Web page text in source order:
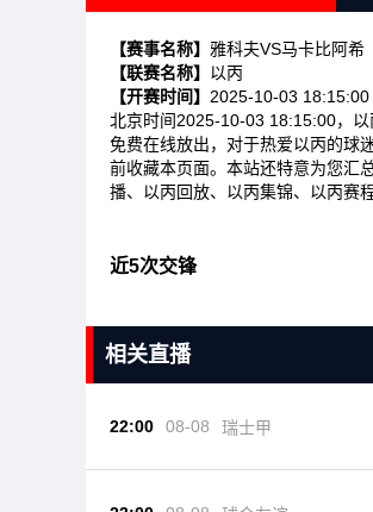
【赛事名称】 雅科夫VS马卡比阿希
【联赛名称】 以丙
【开赛时间】 2025-10-03 18:15:00
北京时间2025-10-03 18:15:00，
免费在线放出，对于热爱以丙的球
前收藏本页面。本站还特意为您汇
播、以丙回放、以丙集锦、以丙赛
近5次交锋
相关直播
22:00 08-08 瑞士甲